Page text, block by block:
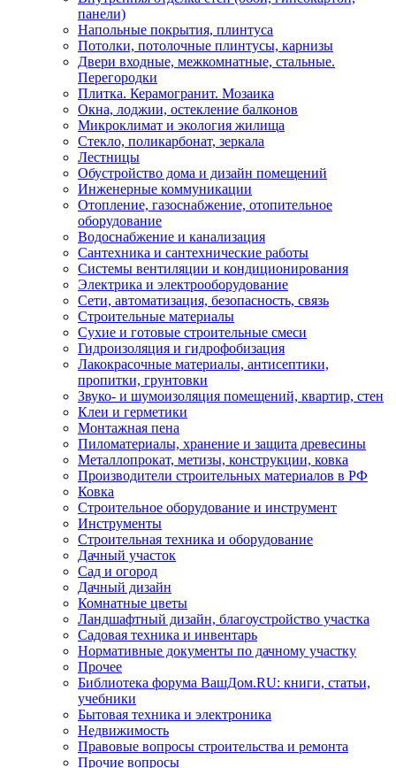
панели)
Напольные покрытия, плинтуса
Потолки, потолочные плинтусы, карнизы
Двери входные, межкомнатные, стальные.
Перегородки
Плитка. Керамогранит. Мозаика
Окна, лоджии, остекление балконов
Микроклимат и экология жилища
Стекло, поликарбонат, зеркала
Лестницы
Обустройство дома и дизайн помещений
Инженерные коммуникации
Отопление, газоснабжение, отопительное
оборудование
Водоснабжение и канализация
Сантехника и сантехнические работы
Системы вентиляции и кондиционирования
Электрика и электрооборудование
Сети, автоматизация, безопасность, связь
Строительные материалы
Сухие и готовые строительные смеси
Гидроизоляция и гидрофобизация
Лакокрасочные материалы, антисептики,
пропитки, грунтовки
Звуко- и шумоизоляция помещений, квартир, стен
Клеи и герметики
Монтажная пена
Пиломатериалы, хранение и защита древесины
Металлопрокат, метизы, конструкции, ковка
Производители строительных материалов в РФ
Ковка
Строительное оборудование и инструмент
Инструменты
Строительная техника и оборудование
Дачный участок
Сад и огород
Дачный дизайн
Комнатные цветы
Ландшафтный дизайн, благоустройство участка
Садовая техника и инвентарь
Нормативные документы по дачному участку
Прочее
Библиотека форума ВашДом.RU: книги, статьи,
учебники
Бытовая техника и электроника
Недвижимость
Правовые вопросы строительства и ремонта
Прочие вопросы